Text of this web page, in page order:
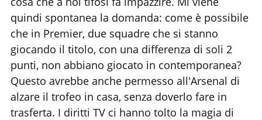
quindi spontanea la domanda: come è possibile
che in Premier, due squadre che si stanno
giocando il titolo, con una differenza di soli 2
punti, non abbiano giocato in contemporanea?
Questo avrebbe anche permesso all'Arsenal di
alzare il trofeo in casa, senza doverlo fare in
trasferta. I diritti TV ci hanno tolto la magia di